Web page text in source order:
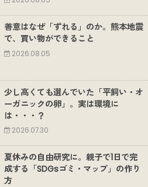
善意はなぜ「ずれる」のか。熊本地震
で、買い物ができること
2026.08.05
少し高くても選んでいた「平飼い・オ
ーガニックの卵」。実は環境に
は・・・？
2026.07.30
夏休みの自由研究に。親子で1日で完
成する「SDGsゴミ・マップ」の作り
方